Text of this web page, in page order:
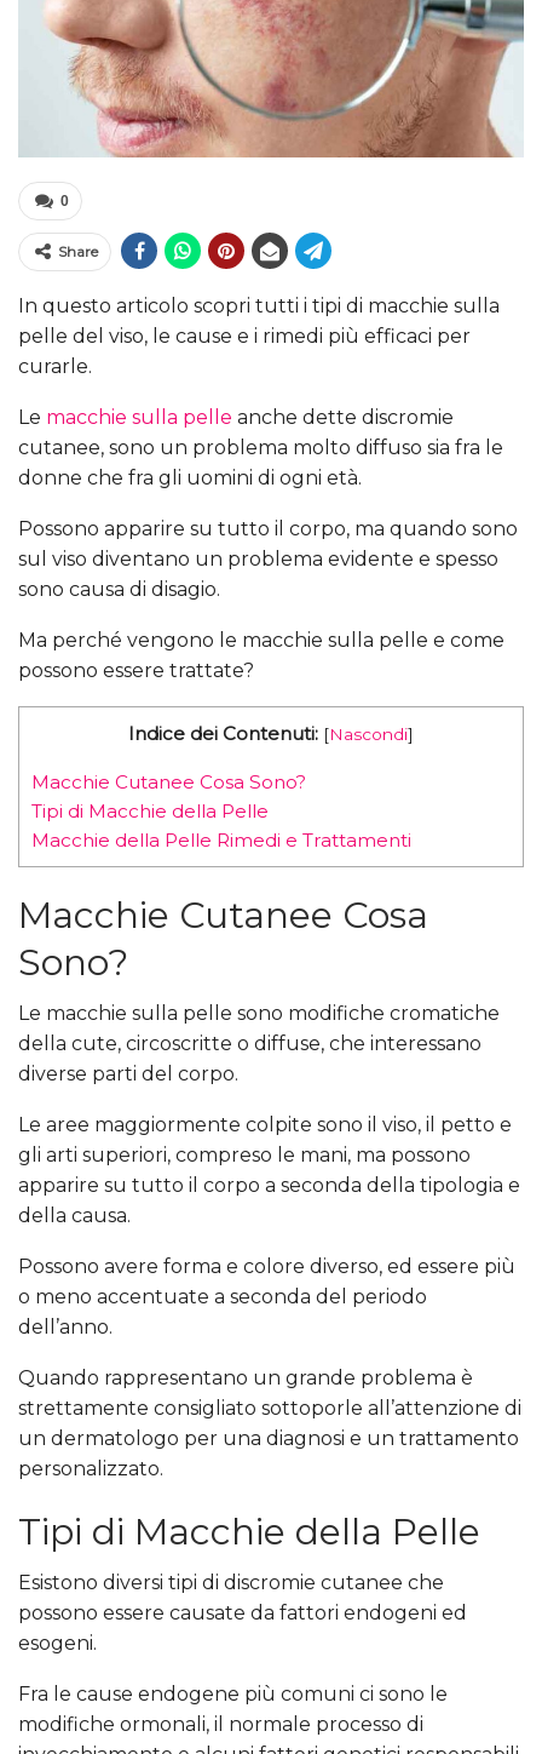
0
Share
In questo articolo scopri tutti i tipi di macchie sulla
pelle del viso, le cause e i rimedi più efficaci per
curarle.
Le macchie sulla pelle anche dette discromie
cutanee, sono un problema molto diffuso sia fra le
donne che fra gli uomini di ogni età.
Possono apparire su tutto il corpo, ma quando sono
sul viso diventano un problema evidente e spesso
sono causa di disagio.
Ma perché vengono le macchie sulla pelle e come
possono essere trattate?
Indice dei Contenuti: [Nascondi]
Macchie Cutanee Cosa Sono?
Tipi di Macchie della Pelle
Macchie della Pelle Rimedi e Trattamenti
Macchie Cutanee Cosa
Sono?
Le macchie sulla pelle sono modifiche cromatiche
della cute, circoscritte o diffuse, che interessano
diverse parti del corpo.
Le aree maggiormente colpite sono il viso, il petto e
gli arti superiori, compreso le mani, ma possono
apparire su tutto il corpo a seconda della tipologia e
della causa.
Possono avere forma e colore diverso, ed essere più
o meno accentuate a seconda del periodo
dell’anno.
Quando rappresentano un grande problema è
strettamente consigliato sottoporle all’attenzione di
un dermatologo per una diagnosi e un trattamento
personalizzato.
Tipi di Macchie della Pelle
Esistono diversi tipi di discromie cutanee che
possono essere causate da fattori endogeni ed
esogeni.
Fra le cause endogene più comuni ci sono le
modifiche ormonali, il normale processo di